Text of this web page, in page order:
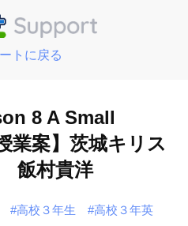
トに戻る
8 A Small
案】茨城キリス
飯村貴洋
#高校３年生
#高校３年英